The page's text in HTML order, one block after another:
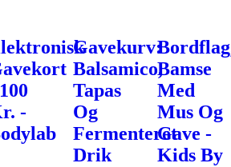
-
Gavekurv:
Balsamico,
Tapas
Og
Fermenteret
Drik
Bamse
Med
Mus Og
Gave -
Kids By